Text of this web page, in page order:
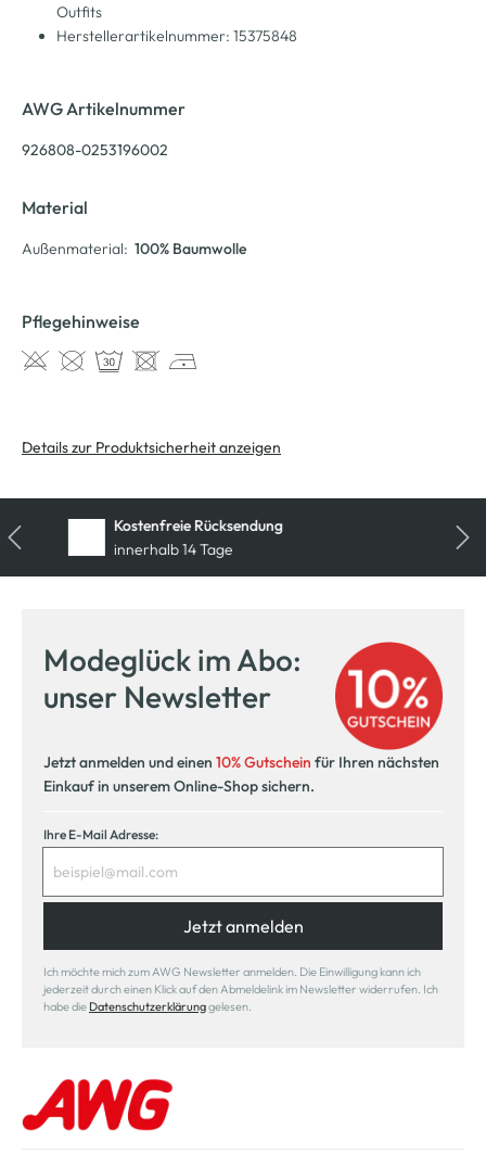
Outfits
Herstellerartikelnummer: 15375848
AWG Artikelnummer
926808-0253196002
Material
Außenmaterial: 100% Baumwolle
Pflegehinweise
Details zur Produktsicherheit anzeigen
Kostenlose Filiallieferung
in Ihre Wunschfiliale
Modeglück im Abo:
unser Newsletter
Jetzt anmelden und einen 10% Gutschein für Ihren nächsten
Einkauf in unserem Online-Shop sichern.
Ihre E-Mail Adresse:
Jetzt anmelden
Ich möchte mich zum AWG Newsletter anmelden. Die Einwilligung kann ich
jederzeit durch einen Klick auf den Abmeldelink im Newsletter widerrufen. Ich
habe die Datenschutzerklärunggelesen.